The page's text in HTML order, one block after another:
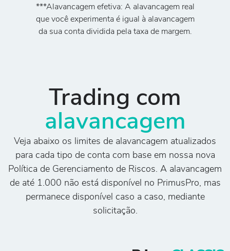
***Alavancagem efetiva: A alavancagem real
que você experimenta é igual à alavancagem
da sua conta dividida pela taxa de margem.
Trading com
alavancagem
Veja abaixo os limites de alavancagem atualizados
para cada tipo de conta com base em nossa nova
Política de Gerenciamento de Riscos. A alavancagem
de até 1.000 não está disponível no PrimusPro, mas
permanece disponível caso a caso, mediante
solicitação.